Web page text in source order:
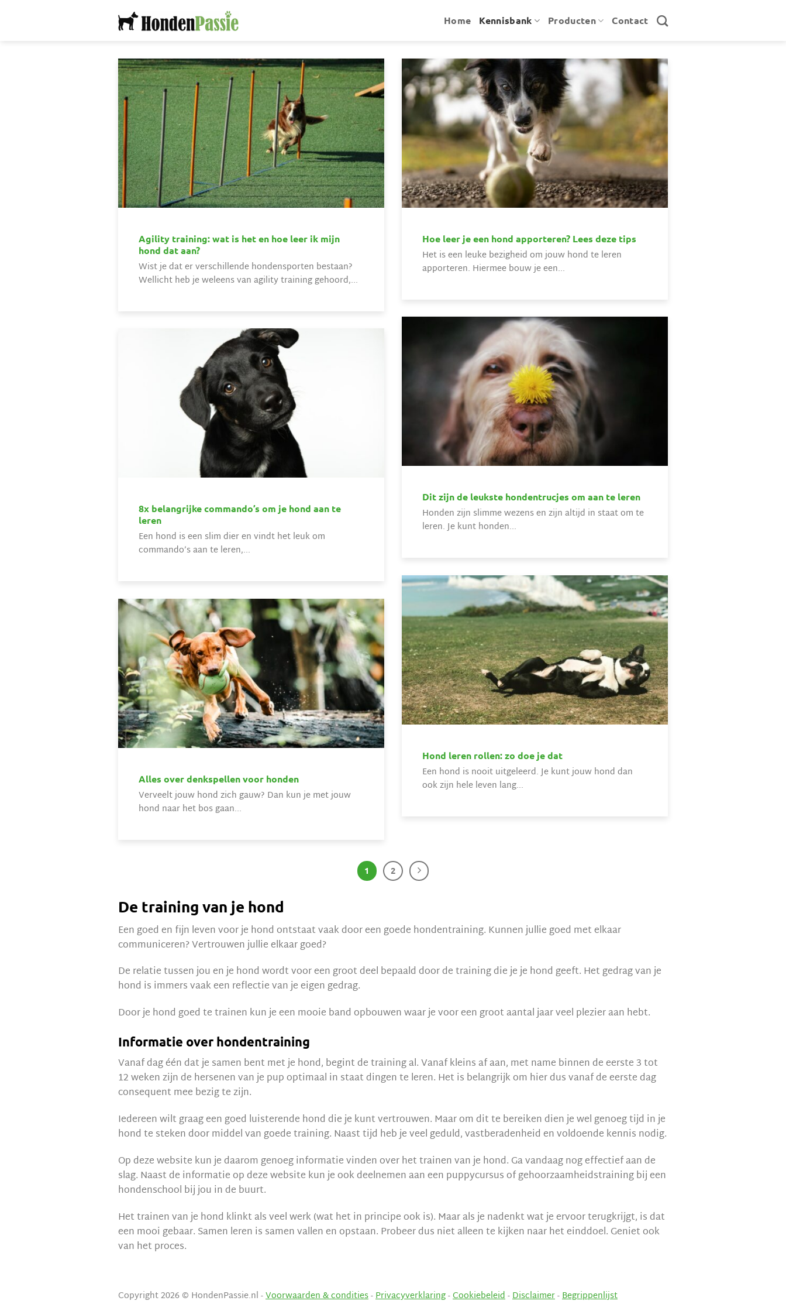
Home Kennisbank Producten Contact
Agility training: wat is het en hoe leer ik mijn
hond dat aan?
Wist je dat er verschillende hondensporten bestaan?
Wellicht heb je weleens van agility training gehoord,...
Hoe leer je een hond apporteren? Lees deze tips
Het is een leuke bezigheid om jouw hond te leren
apporteren. Hiermee bouw je een...
Dit zijn de leukste hondentrucjes om aan te leren
Honden zijn slimme wezens en zijn altijd in staat om te
leren. Je kunt honden...
8x belangrijke commando’s om je hond aan te
leren
Een hond is een slim dier en vindt het leuk om
commando’s aan te leren,...
Hond leren rollen: zo doe je dat
Een hond is nooit uitgeleerd. Je kunt jouw hond dan
ook zijn hele leven lang...
Alles over denkspellen voor honden
Verveelt jouw hond zich gauw? Dan kun je met jouw
hond naar het bos gaan...
1 2
De training van je hond
Een goed en fijn leven voor je hond ontstaat vaak door een goede hondentraining. Kunnen jullie goed met elkaar
communiceren? Vertrouwen jullie elkaar goed?
De relatie tussen jou en je hond wordt voor een groot deel bepaald door de training die je je hond geeft. Het gedrag van je
hond is immers vaak een reflectie van je eigen gedrag.
Door je hond goed te trainen kun je een mooie band opbouwen waar je voor een groot aantal jaar veel plezier aan hebt.
Informatie over hondentraining
Vanaf dag één dat je samen bent met je hond, begint de training al. Vanaf kleins af aan, met name binnen de eerste 3 tot
12 weken zijn de hersenen van je pup optimaal in staat dingen te leren. Het is belangrijk om hier dus vanaf de eerste dag
consequent mee bezig te zijn.
Iedereen wilt graag een goed luisterende hond die je kunt vertrouwen. Maar om dit te bereiken dien je wel genoeg tijd in je
hond te steken door middel van goede training. Naast tijd heb je veel geduld, vastberadenheid en voldoende kennis nodig.
Op deze website kun je daarom genoeg informatie vinden over het trainen van je hond. Ga vandaag nog effectief aan de
slag. Naast de informatie op deze website kun je ook deelnemen aan een puppycursus of gehoorzaamheidstraining bij een
hondenschool bij jou in de buurt.
Het trainen van je hond klinkt als veel werk (wat het in principe ook is). Maar als je nadenkt wat je ervoor terugkrijgt, is dat
een mooi gebaar. Samen leren is samen vallen en opstaan. Probeer dus niet alleen te kijken naar het einddoel. Geniet ook
van het proces.
Copyright 2026 © HondenPassie.nl -Voorwaarden & condities-Privacyverklaring-Cookiebeleid-Disclaimer-Begrippenlijst